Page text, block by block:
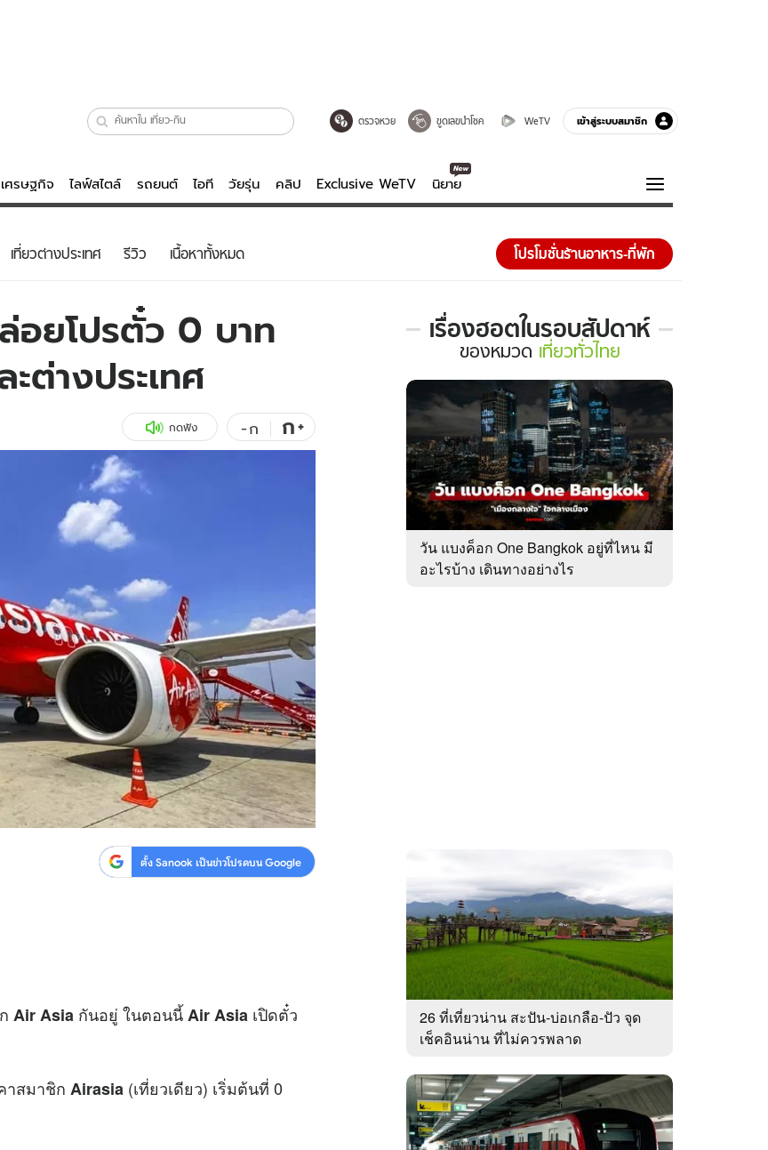
ตรวจหวย ขูดเลขนำโชค WeTV เข้าสู่ระบบสมาชิก
เศรษฐกิจ ไลฟ์สไตล์ รถยนต์ ไอที วัยรุ่น คลิป Exclusive WeTV นิยาย
วย ไลฟ์สไตล์
วัยรุ่น
ไอที
รถยนต์
สุขภาพ
เที่ยว-กิน
Tasteful Thailand
Sanook Choice
ดูทีวี
WeTV
ความรู้รอบตัว
ฮาวทู
เที่ยวต่างประเทศ รีวิว เนื้อหาทั้งหมด โปรโมชั่นร้านอาหาร-ที่พัก
ยโปรตั๋ว 0 บาท
ต่างประเทศ
กดฟัง -ก ก+
ตั้ง Sanook เป็นข่าวโปรดบน Google
Air Asia กันอยู่ ในตอนนี้Air Asia เปิดตั๋ว
าสมาชิก Airasia (เที่ยวเดียว) เริ่มต้นที่ 0
เรื่องฮอตในรอบสัปดาห์
เรื่อง
ใน
รอบ
สัปดาห์
ของ
หมวด
เที่ยว
ทั่ว
ไทย
ของหมวด เที่ยวทั่วไทย
วัน แบงค็อก One Bangkok อยู่ที่ไหน มี
อะไรบ้าง เดินทางอย่างไร
26 ที่เที่ยวน่าน สะปัน-บ่อเกลือ-ปัว จุด
เช็คอินน่าน ที่ไม่ควรพลาด